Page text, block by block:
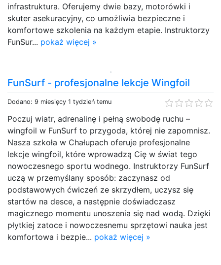
infrastruktura. Oferujemy dwie bazy, motorówki i
skuter asekuracyjny, co umożliwia bezpieczne i
komfortowe szkolenia na każdym etapie. Instruktorzy
FunSur... pokaż więcej »
FunSurf - profesjonalne lekcje Wingfoil
Dodano: 9 miesięcy 1 tydzień temu
Poczuj wiatr, adrenalinę i pełną swobodę ruchu –
wingfoil w FunSurf to przygoda, której nie zapomnisz.
Nasza szkoła w Chałupach oferuje profesjonalne
lekcje wingfoil, które wprowadzą Cię w świat tego
nowoczesnego sportu wodnego. Instruktorzy FunSurf
uczą w przemyślany sposób: zaczynasz od
podstawowych ćwiczeń ze skrzydłem, uczysz się
startów na desce, a następnie doświadczasz
magicznego momentu unoszenia się nad wodą. Dzięki
płytkiej zatoce i nowoczesnemu sprzętowi nauka jest
komfortowa i bezpie... pokaż więcej »